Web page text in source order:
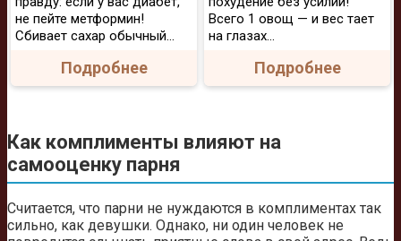
не пейте метформин!
Сбивает сахар обычный...
Подробнее
Всего 1 овощ — и вес тает
на глазах…
Подробнее
Как комплименты влияют на
самооценку парня
Считается, что парни не нуждаются в комплиментах так
сильно, как девушки. Однако, ни один человек не